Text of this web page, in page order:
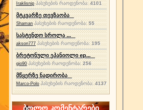
Iraklisnip პასუხების რაოდენობა: 4101
მტკვარზე თევზაობა
Shaman პასუხების რაოდენობა:55
სასტენდო სროლა ...
akson777 პასუხების რაოდენობა:195
ბრეტონული ეპანიოლი ep...
gio90 პასუხების რაოდენობა:256
მწყერზე ნადირობა
Marco-Polo პასუხების რაოდენობა:4137
ბოლო კომენტარები